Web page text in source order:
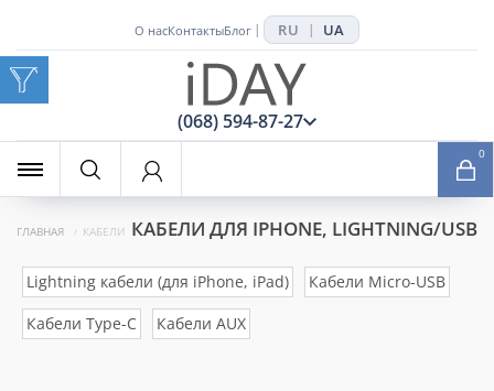
x
О насКонтактыБлог | RU | UA
(068) 594-87-27
0
ГЛАВНАЯ КАБЕЛИ КАБЕЛИ ДЛЯ IPHONE, LIGHTNING/USB
Lightning кабели (для iPhone, iPad)
Кабели Micro-USB
Кабели Type-C
Кабели AUX